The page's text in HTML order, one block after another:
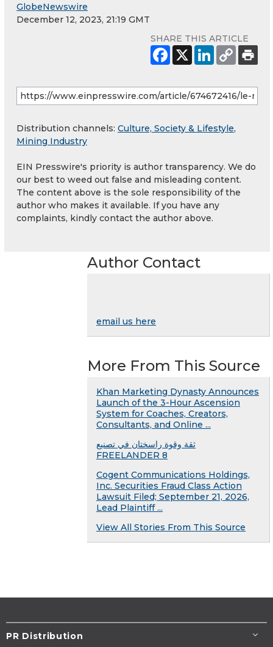
GlobeNewswire
December 12, 2023, 21:19 GMT
SHARE THIS ARTICLE
Distribution channels: Culture, Society & Lifestyle,
Mining Industry
EIN Presswire's priority is author transparency. We do
our best to weed out false and misleading content.
The content above is the sole responsibility of the
author who makes it available. If you have any
complaints, kindly contact the author above.
Author Contact
email us here
More From This Source
Khan Marketing Dynasty Announces
Launch of the 3-Hour Ascension
System for Coaches, Creators,
Consultants, and Online ...
ثقة وقوة راسختان في تصنيع
FREELANDER 8
Cogent Communications Holdings,
Inc. Securities Fraud Class Action
Lawsuit Filed; September 21, 2026,
Lead Plaintiff ...
View All Stories From This Source
PR Distribution